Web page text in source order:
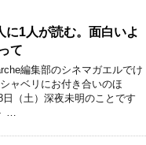
に1人が読む。面白いよ
て
編集部のシネマガエルでけ
ャベリにお付き合いのほ
（土）深夜未明のことです
…